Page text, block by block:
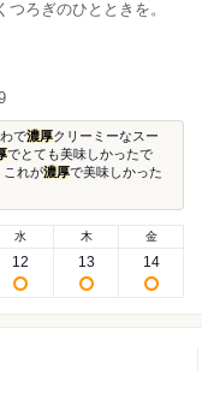
ろぎのひとときを。
で濃厚クリーミーなスー
でとても美味しかったで
これが濃厚で美味しかった
水
12
木
13
金
14